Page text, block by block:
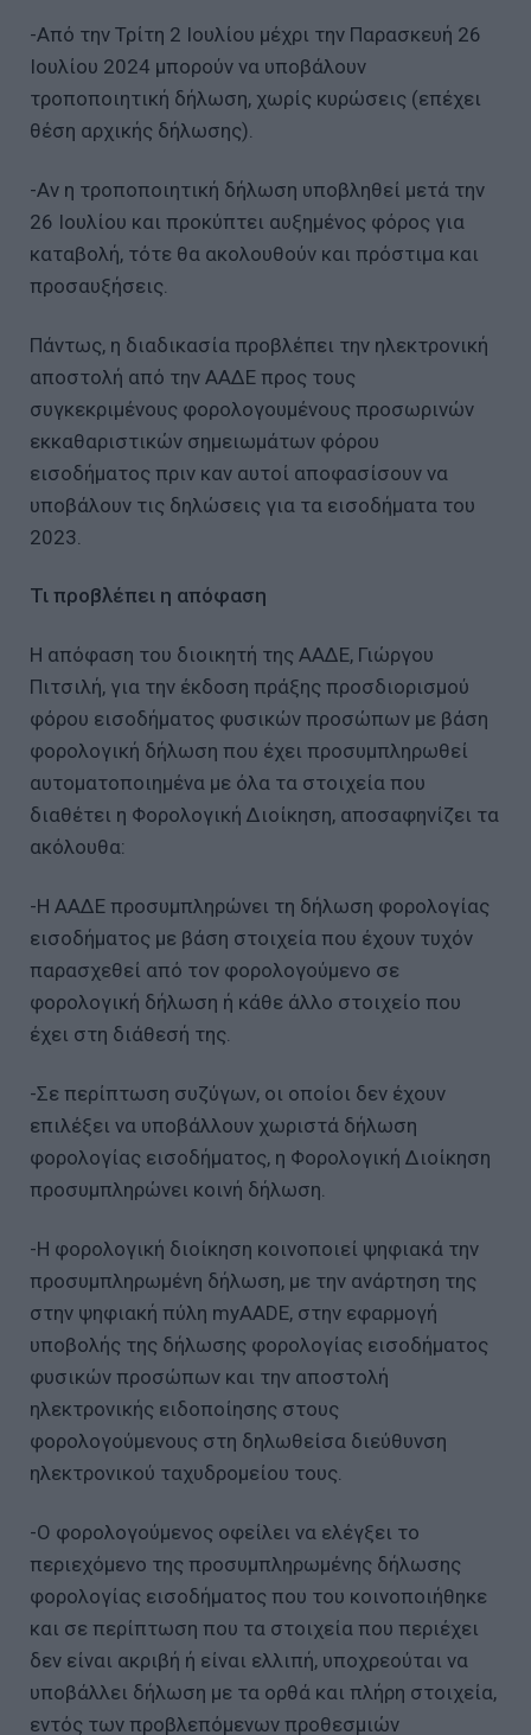
-Από την Τρίτη 2 Ιουλίου μέχρι την Παρασκευή 26
Ιουλίου 2024 μπορούν να υποβάλουν
τροποποιητική δήλωση, χωρίς κυρώσεις (επέχει
θέση αρχικής δήλωσης).
-Αν η τροποποιητική δήλωση υποβληθεί μετά την
26 Ιουλίου και προκύπτει αυξημένος φόρος για
καταβολή, τότε θα ακολουθούν και πρόστιμα και
προσαυξήσεις.
Πάντως, η διαδικασία προβλέπει την ηλεκτρονική
αποστολή από την ΑΑΔΕ προς τους
συγκεκριμένους φορολογουμένους προσωρινών
εκκαθαριστικών σημειωμάτων φόρου
εισοδήματος πριν καν αυτοί αποφασίσουν να
υποβάλουν τις δηλώσεις για τα εισοδήματα του
2023.
Τι προβλέπει η απόφαση
Η απόφαση του διοικητή της ΑΑΔΕ, Γιώργου
Πιτσιλή, για την έκδοση πράξης προσδιορισμού
φόρου εισοδήματος φυσικών προσώπων με βάση
φορολογική δήλωση που έχει προσυμπληρωθεί
αυτοματοποιημένα με όλα τα στοιχεία που
διαθέτει η Φορολογική Διοίκηση, αποσαφηνίζει τα
ακόλουθα:
-Η ΑΑΔΕ προσυμπληρώνει τη δήλωση φορολογίας
εισοδήματος με βάση στοιχεία που έχουν τυχόν
παρασχεθεί από τον φορολογούμενο σε
φορολογική δήλωση ή κάθε άλλο στοιχείο που
έχει στη διάθεσή της.
-Σε περίπτωση συζύγων, οι οποίοι δεν έχουν
επιλέξει να υποβάλλουν χωριστά δήλωση
φορολογίας εισοδήματος, η Φορολογική Διοίκηση
προσυμπληρώνει κοινή δήλωση.
-H φορολογική διοίκηση κοινοποιεί ψηφιακά την
προσυμπληρωμένη δήλωση, με την ανάρτηση της
στην ψηφιακή πύλη myAADE, στην εφαρμογή
υποβολής της δήλωσης φορολογίας εισοδήματος
φυσικών προσώπων και την αποστολή
ηλεκτρονικής ειδοποίησης στους
φορολογούμενους στη δηλωθείσα διεύθυνση
ηλεκτρονικού ταχυδρομείου τους.
-Ο φορολογούμενος οφείλει να ελέγξει το
περιεχόμενο της προσυμπληρωμένης δήλωσης
φορολογίας εισοδήματος που του κοινοποιήθηκε
και σε περίπτωση που τα στοιχεία που περιέχει
δεν είναι ακριβή ή είναι ελλιπή, υποχρεούται να
υποβάλλει δήλωση με τα ορθά και πλήρη στοιχεία,
εντός των προβλεπόμενων προθεσμιών